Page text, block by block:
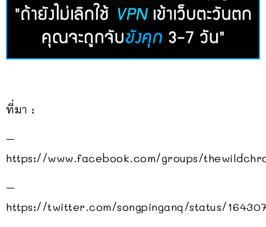
ที่มา :
–
https://www.facebook.com/groups/
–
https://twitter.com/songpinganq/status/